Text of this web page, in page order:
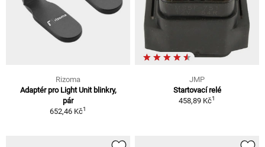
Rizoma
Adaptér pro Light Unit blinkry,
pár
652,46 Kč1
JMP
Startovací relé
458,89 Kč1